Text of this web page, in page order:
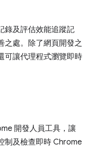
錄及評估效能追蹤記
之處。除了網頁開發之
可讓代理程式瀏覽即時
開發人員工具，讓
制及檢查即時 Chrome